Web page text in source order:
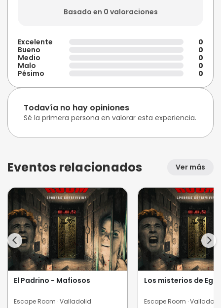
Basado en 0 valoraciones
Excelente
0
Bueno
0
Medio
0
Malo
0
Pésimo
0
Todavía no hay opiniones
Sé la primera persona en valorar esta experiencia.
Eventos relacionados Ver más
El Padrino - Mafiosos
Escape Room · Valladolid
Los misterios de
Escape Room · Valladolid